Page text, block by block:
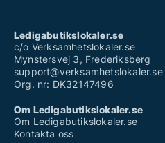
Ledigabutikslokaler.se
c/o Verksamhetslokaler.se
Mynstersvej 3, Frederiksberg
support@verksamhetslokaler.se
Org. nr: DK32147496
Om Ledigabutikslokaler.se
Om Ledigabutikslokaler.se
Kontakta oss